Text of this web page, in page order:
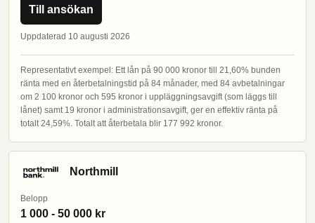
Till ansökan
Uppdaterad 10 augusti 2026
Representativt exempel: Ett lån på 90 000 kronor till 21,60% bunden
ränta med en återbetalningstid på 84 månader, med 84 avbetalningar
om 2 100 kronor och 595 kronor i uppläggningsavgift (som läggs till
lånet) samt 19 kronor i administrationsavgift, ger en effektiv ränta på
totalt 24,59%. Totalt att återbetala blir 177 992 kronor.
Northmill
Belopp
1 000 - 50 000 kr